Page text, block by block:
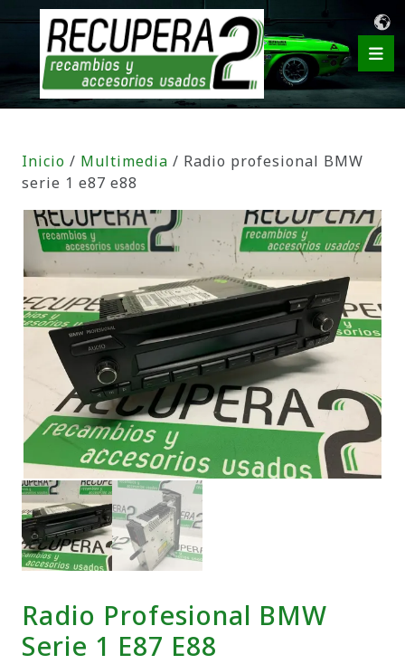
Inicio / Multimedia / Radio profesional BMW
serie 1 e87 e88
Radio Profesional BMW
Serie 1 E87 E88